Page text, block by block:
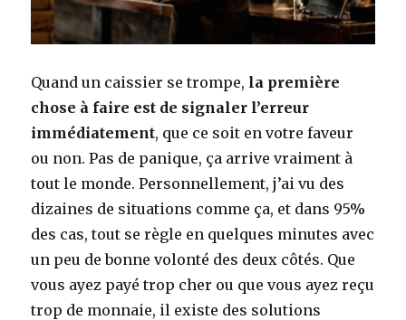
Quand un caissier se trompe, la première
chose à faire est de signaler l’erreur
immédiatement, que ce soit en votre faveur
ou non. Pas de panique, ça arrive vraiment à
tout le monde. Personnellement, j’ai vu des
dizaines de situations comme ça, et dans 95%
des cas, tout se règle en quelques minutes avec
un peu de bonne volonté des deux côtés. Que
vous ayez payé trop cher ou que vous ayez reçu
trop de monnaie, il existe des solutions